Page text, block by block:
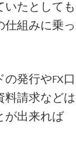
いたとして
仕組みに乗
の発行やFX
料請求など
が出来れば